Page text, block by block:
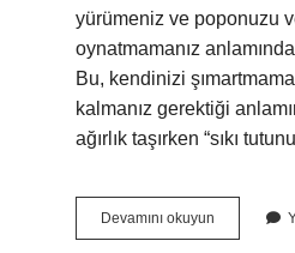
yürümeniz ve poponuzu
oynatmamanız
Bu, kendinizi
kalmanız gerektiği
ağırlık taşırken “sıkı
Devamını okuyun
Dur